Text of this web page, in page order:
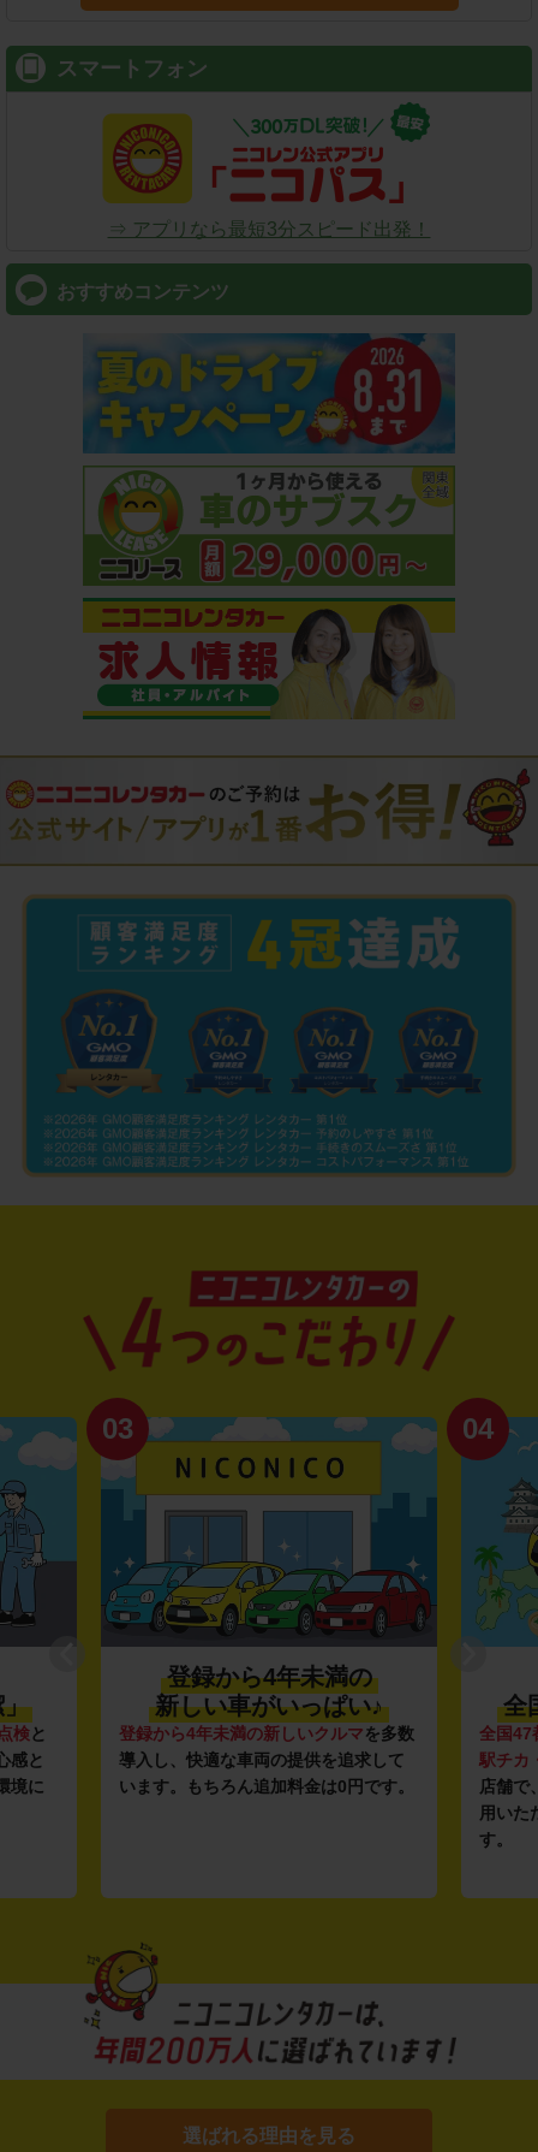
スマートフォン
⇒ アプリなら最短3分スピード出発！
おすすめコンテンツ
」
検と
感と
境に
03
登録から4年未満の
新しい車がいっぱい♪
登録から4年未満の新しいクルマを多数
導入し、快適な車両の提供を追求して
います。もちろん追加料金は0円です。
04
全
全国47
駅チカ
店舗で
用いた
す。
選ばれる理由を見る